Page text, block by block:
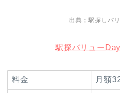
出典；駅探しバ
駅探バリュー
料金 月額